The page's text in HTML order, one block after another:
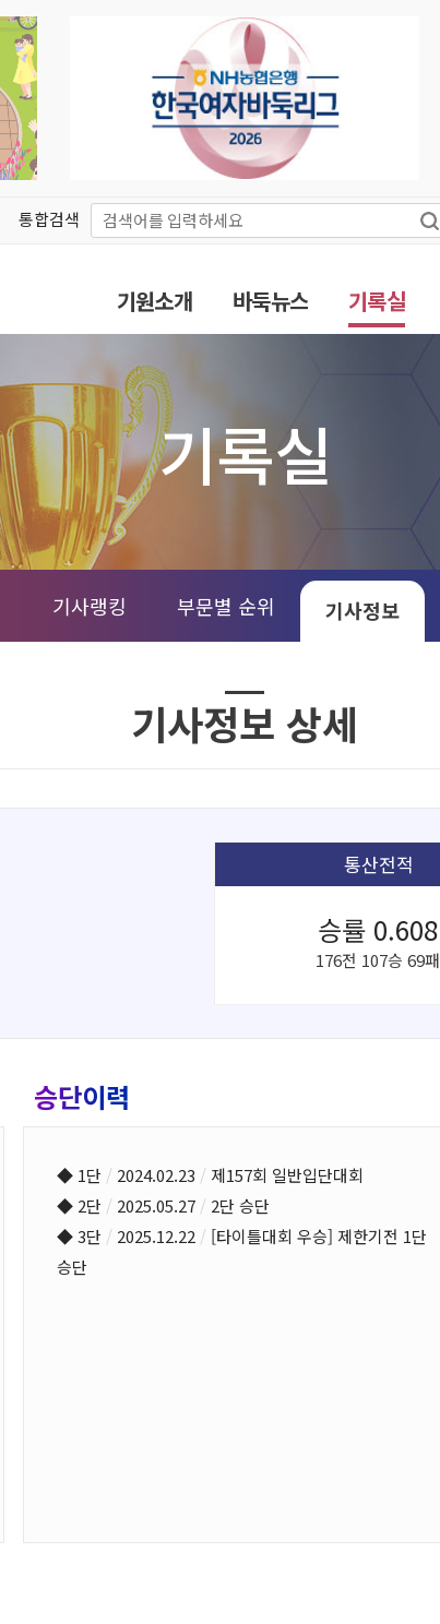
통합검색
기원소개 바둑뉴스 기록실
기록실
기사랭킹 부문별 순위 기사정보
기사정보 상세
통산전적
승률 0.608
176전 107승 69패
승단이력
◆ 1단 / 2024.02.23 / 제157회 일반입단대회
◆ 2단 / 2025.05.27/ 2단 승단
◆ 3단 / 2025.12.22 / [타이틀대회 우승] 제한기전 1단
승단